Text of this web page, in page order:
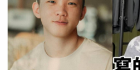
討論作品的意義。她因此勉勵黃山料
音，並認為過度解讀銷售數據的人，
關心。談到創作與市場之間的關係，
驗。她透露自己曾在身體狀況不佳
成作品，但最終銷售成績卻不如預期